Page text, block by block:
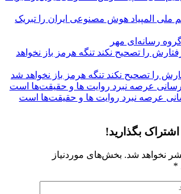
المپیاد هوش مصنوعی ایران را تبریک
گروه رسانه‌ای مهر
را تصحیح نکند تنگه هرمز باز نخواهد شد
عرصه نبرد روایت ها و حقیقت‌ها است
اشتراک بگذارید!
نخواهد شد. بخش‌های موردنیاز
*